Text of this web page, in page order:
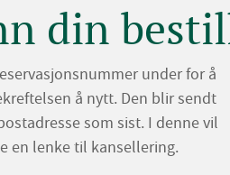
din
under for å
å nytt. Den blir sendt
som sist. I denne vil
en lenke til kansellering.